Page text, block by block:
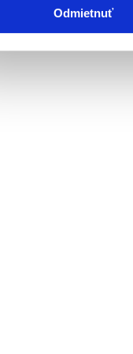
Odmietnuť